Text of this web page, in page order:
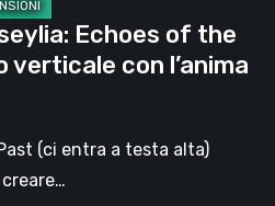
Echoes of the
verticale con l’anima
(ci entra a testa alta)